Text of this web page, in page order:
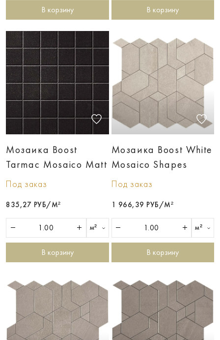
В корзину В корзину
Мозаика Boost
Tarmac Mosaico Matt
Под заказ
835,27 РУБ/М²
м²
В корзину
Мозаика Boost White
Mosaico Shapes
Под заказ
1 966,39 РУБ/М²
м²
В корзину